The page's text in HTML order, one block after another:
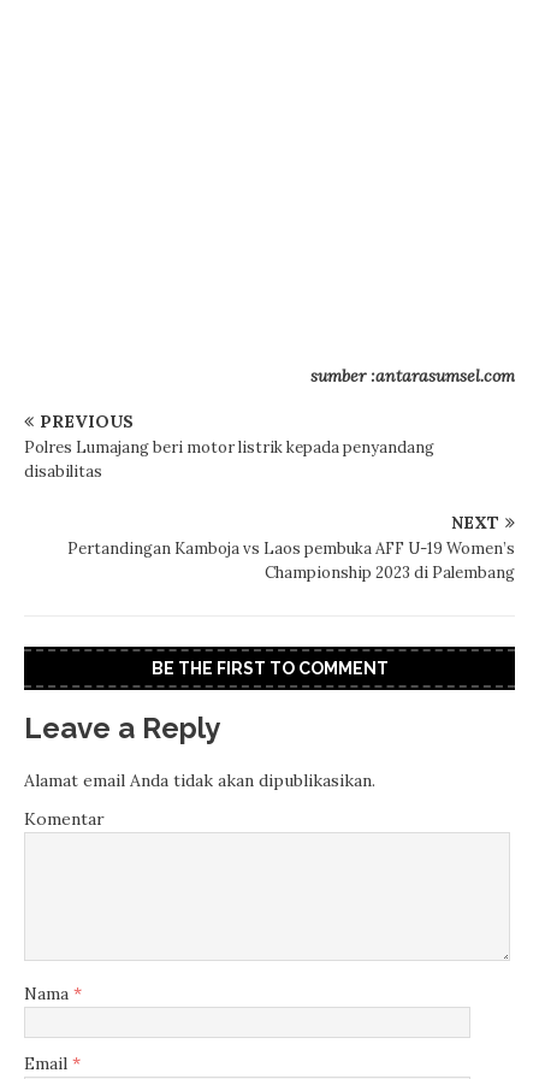
sumber :antarasumsel.com
PREVIOUS
Polres Lumajang beri motor listrik kepada penyandang
disabilitas
NEXT
Pertandingan Kamboja vs Laos pembuka AFF U-19 Women’s
Championship 2023 di Palembang
BE THE FIRST TO COMMENT
Leave a Reply
Alamat email Anda tidak akan dipublikasikan.
Komentar
Nama *
Email *